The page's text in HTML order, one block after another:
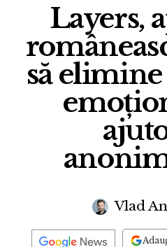
Layers,
să
Vlad